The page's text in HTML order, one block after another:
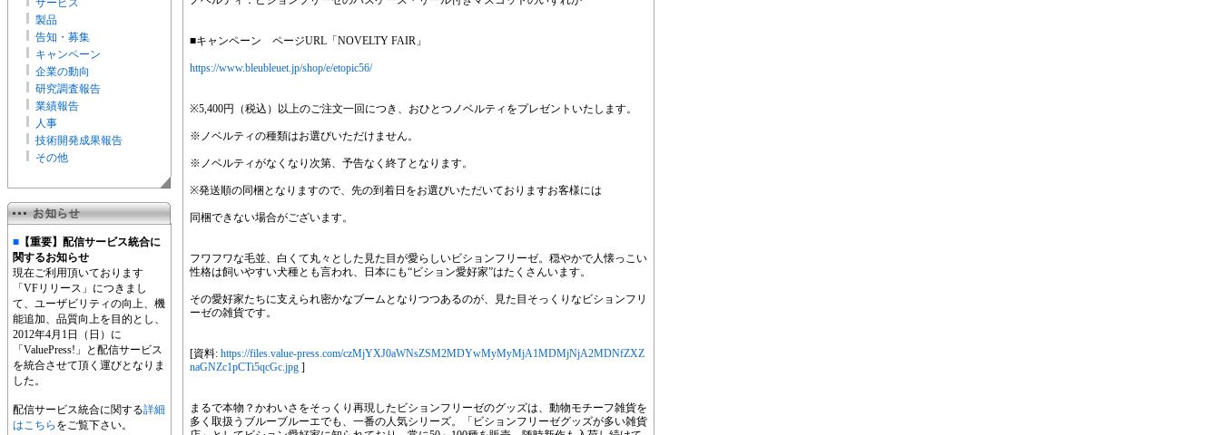
サービス
製品
告知・募集
キャンペーン
企業の動向
研究調査報告
業績報告
人事
技術開発成果報告
その他
■ 【重要】配信サービス統合に
関するお知らせ
現在ご利用頂いております
「VFリリース」につきまし
て、ユーザビリティの向上、機
能追加、品質向上を目的とし、
2012年4月1日（日）に
「ValuePress!」と配信サービス
を統合させて頂く運びとなりま
した。
配信サービス統合に関する詳細
はこちら をご覧下さい。
■キャンペーン ページURL「NOVELTY FAIR」
https://www.bleubleuet.jp/shop/e/etopic56/
※5,400円（税込）以上のご注文一回につき、おひとつノベルティをプレゼントいたします。
※ノベルティの種類はお選びいただけません。
※ノベルティがなくなり次第、予告なく終了となります。
※発送順の同梱となりますので、先の到着日をお選びいただいておりますお客様には
同梱できない場合がございます。
フワフワな毛並、白くて丸々とした見た目が愛らしいビションフリーゼ。穏やかで人懐っこい
性格は飼いやすい犬種とも言われ、日本にも“ビション愛好家”はたくさんいます。
その愛好家たちに支えられ密かなブームとなりつつあるのが、見た目そっくりなビションフリ
ーゼの雑貨です。
[資料: https://files.value-press.com/czMjYXJ0aWNsZSM2MDYwMyMyMjA1MDMjNjA2MDNfZXZ
naGNZc1pCTi5qcGc.jpg ]
まるで本物？かわいさをそっくり再現したビションフリーゼのグッズは、動物モチーフ雑貨を
多く取扱うブルーブルーエでも、一番の人気シリーズ。「ビションフリーゼグッズが多い雑貨